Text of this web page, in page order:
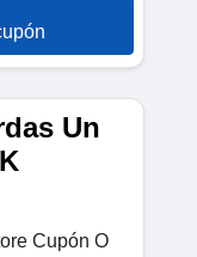
Un
Cupón O